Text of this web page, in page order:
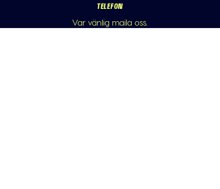
TELEFON
Var vänlig maila oss.